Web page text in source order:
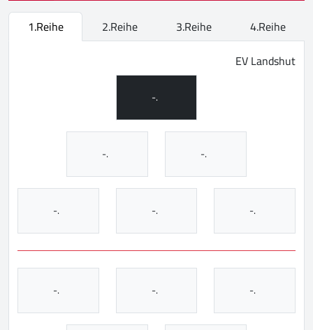
1.Reihe 2.Reihe 3.Reihe
4.Reihe
EV Landshut
-.
-. -.
-. -. -.
-. -. -.